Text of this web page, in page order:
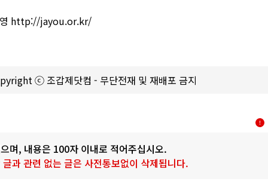
영 http://jayou.or.kr/
ⓒ 조갑제닷컴 - 무단전재 및 재배포 금지
며, 내용은 100자 이내로 적어주십시오.
과 관련 없는 글은 사전통보없이 삭제됩니다.